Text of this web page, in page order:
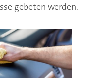
gebeten werden.